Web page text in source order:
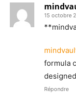
15 octobre
**
formula
Répondre